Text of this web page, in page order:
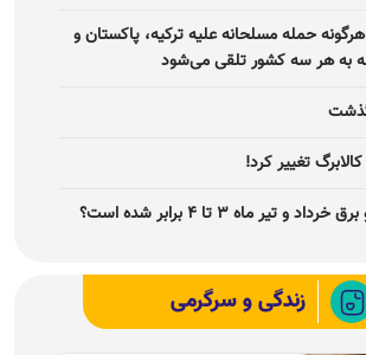
حمله مسلحانه علیه ترکیه، پاکستان و
به هر سه کشور تلقی می‌شود
تغییر کرد!
تیر ماه ۳ تا ۴ برابر شده است؟
زندگی و سرگرمی